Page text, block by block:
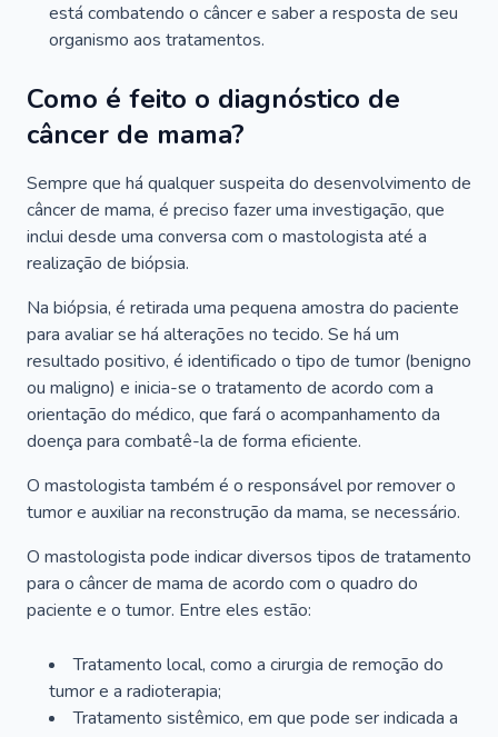
está combatendo o câncer e saber a resposta de seu
organismo aos tratamentos.
Como é feito o diagnóstico de
câncer de mama?
Sempre que há qualquer suspeita do desenvolvimento de
câncer de mama, é preciso fazer uma investigação, que
inclui desde uma conversa com o mastologista até a
realização de biópsia.
Na biópsia, é retirada uma pequena amostra do paciente
para avaliar se há alterações no tecido. Se há um
resultado positivo, é identificado o tipo de tumor (benigno
ou maligno) e inicia-se o tratamento de acordo com a
orientação do médico, que fará o acompanhamento da
doença para combatê-la de forma eficiente.
O mastologista também é o responsável por remover o
tumor e auxiliar na reconstrução da mama, se necessário.
O mastologista pode indicar diversos tipos de tratamento
para o câncer de mama de acordo com o quadro do
paciente e o tumor. Entre eles estão:
Tratamento local, como a cirurgia de remoção do
tumor e a radioterapia;
Tratamento sistêmico, em que pode ser indicada a